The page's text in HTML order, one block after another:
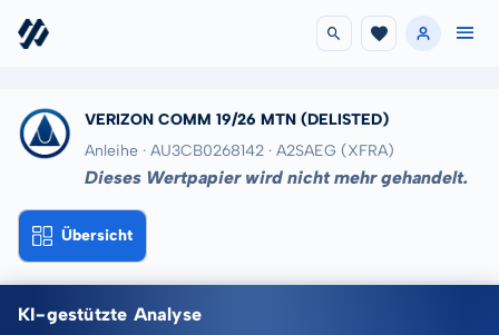
VERIZON COMM 19/26 MTN (DELISTED)
Anleihe · AU3CB0268142 · A2SAEG (XFRA)
Dieses Wertpapier wird nicht mehr gehandelt.
Übersicht
KI-gestützte Analyse